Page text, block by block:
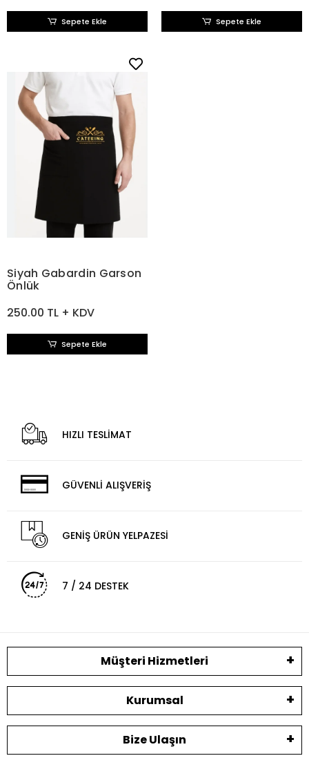
Sepete Ekle Sepete Ekle
Siyah Gabardin Garson
Önlük
250.00 TL + KDV
Sepete Ekle
HIZLI TESLİMAT
GÜVENLİ ALIŞVERİŞ
GENİŞ ÜRÜN YELPAZESİ
7 / 24 DESTEK
Müşteri Hizmetleri
Kurumsal
Bize Ulaşın